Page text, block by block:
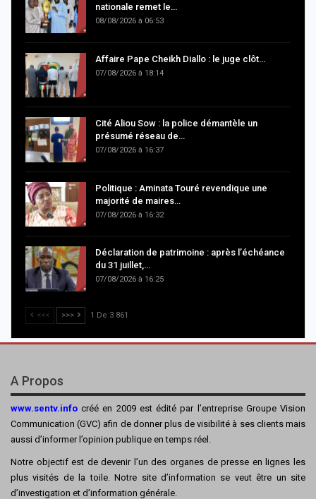
nationale remet le…
08/08/2026 à 06:53
Affaire Pape Cheikh Diallo : le juge clôt…
07/08/2026 à 18:14
Cité Aliou Sow : la police démantèle un
présumé réseau de…
07/08/2026 à 16:37
Politique : Aminata Touré revendique une
majorité de maires…
07/08/2026 à 16:32
Déclaration de patrimoine : après l’échéance
du 31 juillet,…
07/08/2026 à 16:25
<<< >>> 1 De 3 861
A Propos
www.sentv.info créé en 2009 est édité par l’entreprise Groupe Vision
Communication (GVC) afin de donner plus de visibilité à ses clients mais
aussi d’informer l’opinion publique en temps réel.
Notre objectif est de devenir l’un des organes de presse en lignes les
plus visités de la toile. Notre site d’information se veut être un site
d’investigation et d’information générale.